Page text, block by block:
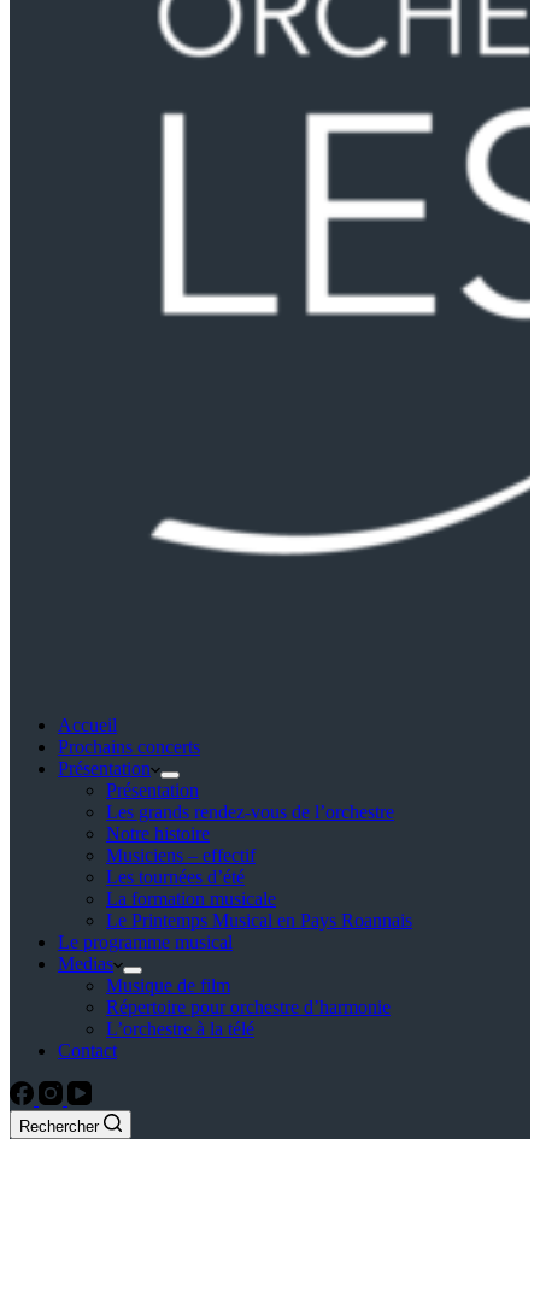
Accueil
Prochains concerts
Présentation
Présentation
Les grands rendez-vous de l’orchestre
Notre histoire
Musiciens – effectif
Les tournées d’été
La formation musicale
Le Printemps Musical en Pays Roannais
Le programme musical
Medias
Musique de film
Répertoire pour orchestre d’harmonie
L’orchestre à la télé
Contact
Rechercher